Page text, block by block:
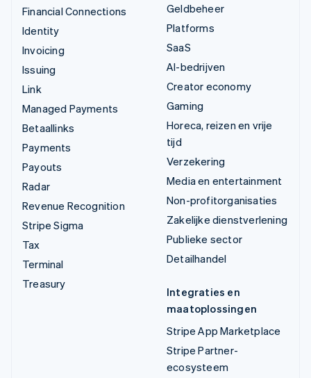
Financial Connections
Identity
Invoicing
Issuing
Link
Managed Payments
Betaallinks
Payments
Payouts
Radar
Revenue Recognition
Stripe Sigma
Tax
Terminal
Treasury
Geldbeheer
Platforms
SaaS
AI-bedrijven
Creator economy
Gaming
Horeca, reizen en vrije
tijd
Verzekering
Media en entertainment
Non-profitorganisaties
Zakelijke dienstverlening
Publieke sector
Detailhandel
Integraties en
maatoplossingen
Stripe App Marketplace
Stripe Partner-
ecosysteem